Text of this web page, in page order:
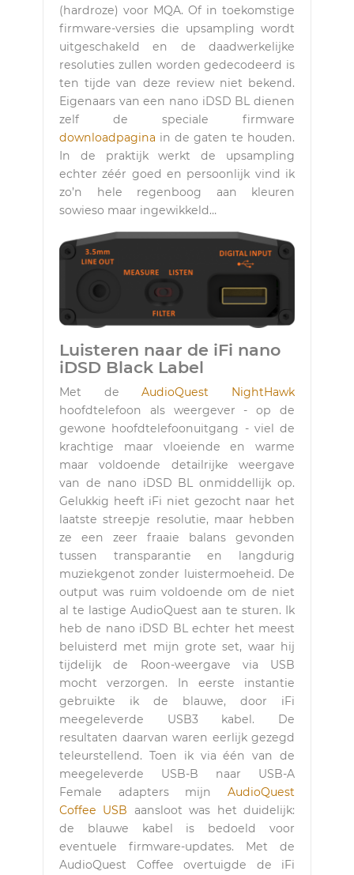
(hardroze) voor MQA. Of in toekomstige
firmware-versies die upsampling wordt
uitgeschakeld en de daadwerkelijke
resoluties zullen worden gedecodeerd is
ten tijde van deze review niet bekend.
Eigenaars van een nano iDSD BL dienen
zelf de speciale firmware
downloadpagina in de gaten te houden.
In de praktijk werkt de upsampling
echter zéér goed en persoonlijk vind ik
zo’n hele regenboog aan kleuren
sowieso maar ingewikkeld…
Luisteren naar de iFi nano
iDSD Black Label
Met deAudioQuest NightHawk
hoofdtelefoon als weergever - op de
gewone hoofdtelefoonuitgang - viel de
krachtige maar vloeiende en warme
maar voldoende detailrijke weergave
van de nano iDSD BL onmiddellijk op.
Gelukkig heeft iFi niet gezocht naar het
laatste streepje resolutie, maar hebben
ze een zeer fraaie balans gevonden
tussen transparantie en langdurig
muziekgenot zonder luistermoeheid. De
output was ruim voldoende om de niet
al te lastige AudioQuest aan te sturen. Ik
heb de nano iDSD BL echter het meest
beluisterd met mijn grote set, waar hij
tijdelijk de Roon-weergave via USB
mocht verzorgen. In eerste instantie
gebruikte ik de blauwe, door iFi
meegeleverde USB3 kabel. De
resultaten daarvan waren eerlijk gezegd
teleurstellend. Toen ik via één van de
meegeleverde USB-B naar USB-A
Female adapters mijn AudioQuest
Coffee USB aansloot was het duidelijk:
de blauwe kabel is bedoeld voor
eventuele firmware-updates. Met de
AudioQuest Coffee overtuigde de iFi